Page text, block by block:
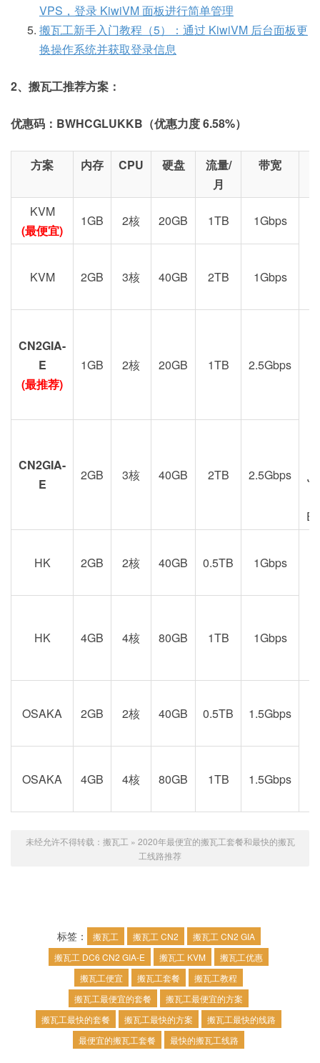
VPS，登录 KiwiVM 面板进行简单管理
搬瓦工新手入门教程（5）：通过 KiwiVM 后台面板更
换操作系统并获取登录信息
2、搬瓦工推荐方案：
优惠码：BWHCGLUKKB（优惠力度 6.58%）
方案 内存 CPU 硬盘
流量/
月
带宽
KVM
(最便宜)
1GB 2核 20GB 1TB 1Gbps
KVM 2GB 3核 40GB 2TB 1Gbps
CN2GIA-
E
(最推荐)
1GB 2核 20GB 1TB 2.5Gbps
CN2GIA-
E
2GB 3核 40GB 2TB 2.5Gbps
HK 2GB 2核 40GB 0.5TB 1Gbps
HK 4GB 4核 80GB 1TB 1Gbps
OSAKA 2GB 2核 40GB 0.5TB
1.5Gbps
OSAKA
4GB 4核 80GB 1TB 1.5Gbps
未经允许不得转载： 搬瓦工 » 2020年最便宜的搬瓦工套餐和最快的搬瓦
工线路推荐
标签： 搬瓦工 搬瓦工 CN2
搬瓦工 CN2 GIA
搬瓦工 DC6 CN2 GIA-E
搬瓦工 KVM
搬瓦工优惠
搬瓦工便宜
搬瓦工套餐
搬瓦工教程
搬瓦工最便宜的套餐
搬瓦工最便宜的方案
搬瓦工最快的套餐
搬瓦工最快的方案
搬瓦工最快的线路
最便宜的搬瓦工套餐
最快的搬瓦工线路